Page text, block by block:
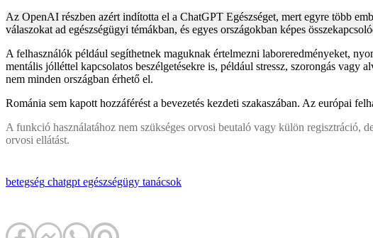
Az OpenAI részben azért indította el a ChatGPT Egészséget, mert egyre több
válaszokat ad egészségügyi témákban, és egyes országokban képes
A felhasználók például segíthetnek maguknak értelmezni laboreredményeket,
mentális jólléttel kapcsolatos beszélgetésekre is, például stressz, szorongás vagy
nem minden országban érhető el.
Románia sem kapott hozzáférést a bevezetés kezdeti szakaszában. Az európai
A funkció használatához nem szükséges orvosi beutaló vagy külön regisztráció,
orvosi ellátást.
betegség chatgptegészségügy tanácsok